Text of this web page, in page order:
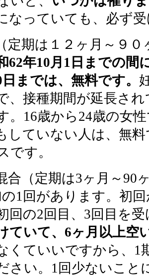
なっていても、必ず
定期は１２ヶ月～９０
62年10月1日までの間
までは、無料です。
、接種期間が延長さ
。16歳から24歳の女
していない人は、無
です。
合（定期は3ヶ月～90
の1回があります。初
回の2回目、3回目を
ていて、6ヶ月以上空
くていいですから、1
さい。1回少ないこと